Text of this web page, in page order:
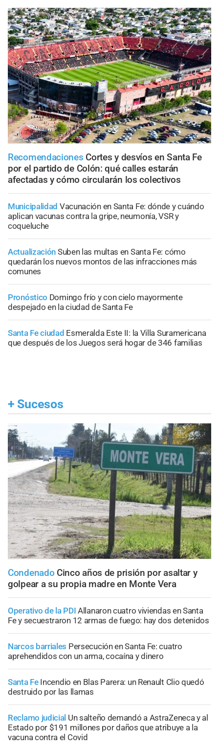
Recomendaciones Cortes y desvíos en Santa Fe
por el partido de Colón: qué calles estarán
afectadas y cómo circularán los colectivos
Municipalidad Vacunación en Santa Fe: dónde y cuándo
aplican vacunas contra la gripe, neumonía, VSR y
coqueluche
Actualización Suben las multas en Santa Fe: cómo
quedarán los nuevos montos de las infracciones más
comunes
Pronóstico Domingo frío y con cielo mayormente
despejado en la ciudad de Santa Fe
Santa Fe ciudad Esmeralda Este II: la Villa Suramericana
que después de los Juegos será hogar de 346 familias
+ Sucesos
Condenado Cinco años de prisión por asaltar y
golpear a su propia madre en Monte Vera
Operativo de la PDI Allanaron cuatro viviendas en Santa
Fe y secuestraron 12 armas de fuego: hay dos detenidos
Narcos barriales Persecución en Santa Fe: cuatro
aprehendidos con un arma, cocaína y dinero
Santa Fe Incendio en Blas Parera: un Renault Clio quedó
destruido por las llamas
Reclamo judicial Un salteño demandó a AstraZeneca y al
Estado por $191 millones por daños que atribuye a la
vacuna contra el Covid